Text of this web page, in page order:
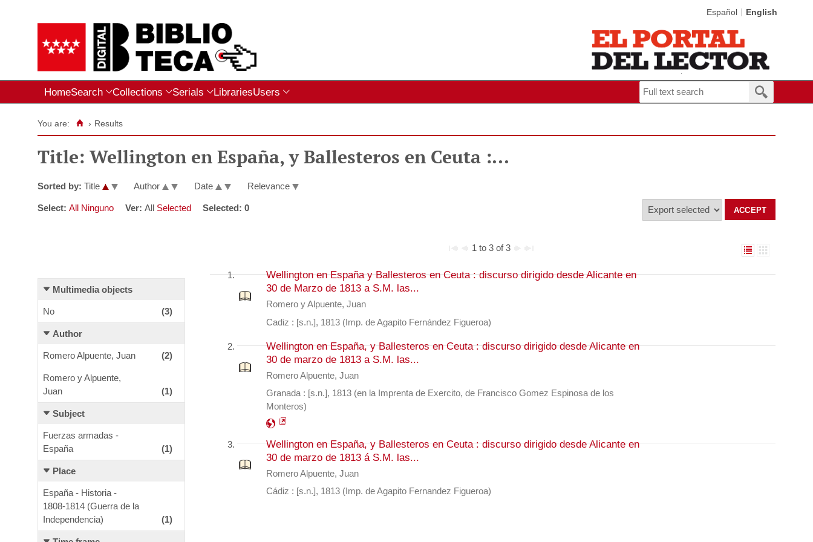
Español English
HomeSearch Collections Serials LibrariesUsers
You are: › Results
Title: Wellington en España, y Ballesteros en Ceuta :...
Sorted by: Title Author Date Relevance
Select: All Ninguno Ver: All Selected Operación:
Selected: 0
Multimedia objects
No (3)
Author
Romero Alpuente, Juan (2)
Romero y Alpuente,
Juan
(1)
Subject
Fuerzas armadas -
España
(1)
Place
España - Historia -
1808-1814 (Guerra de la
Independencia)
(1)
1 to 3 of 3
Wellington en España y Ballesteros en Ceuta : discurso dirigido desde Alicante en
30 de Marzo de 1813 a S.M. las...
Romero y Alpuente, Juan
Cadiz : [s.n.], 1813 (Imp. de Agapito Fernández Figueroa)
Wellington en España, y Ballesteros en Ceuta : discurso dirigido desde Alicante en
30 de marzo de 1813 a S.M. las...
Romero Alpuente, Juan
Granada : [s.n.], 1813 (en la Imprenta de Exercito, de Francisco Gomez Espinosa de los
Monteros)
earth
Wellington en España, y Ballesteros en Ceuta : discurso dirigido desde Alicante en
30 de marzo de 1813 á S.M. las...
Romero Alpuente, Juan
Cádiz : [s.n.], 1813 (Imp. de Agapito Fernandez Figueroa)